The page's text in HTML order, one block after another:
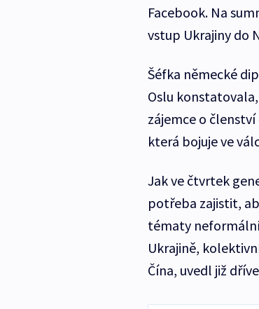
Facebook. Na
vstup Ukrajiny do
Šéfka německé
Oslu
zájemce o
která bojuje ve
Jak ve čtvrtek
potřeba zajistit,
tématy
Ukrajině,
Čína, uvedl již